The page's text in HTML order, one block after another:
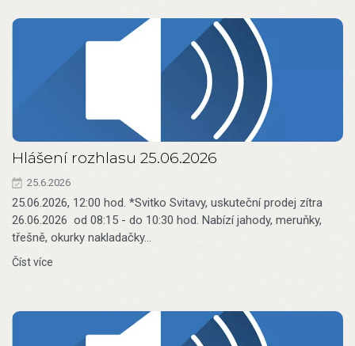
Hlášení rozhlasu 25.06.2026
25.6.2026
25.06.2026, 12:00 hod. *Svitko Svitavy, uskuteční prodej zítra
26.06.2026 od 08:15 - do 10:30 hod. Nabízí jahody, meruňky,
třešně, okurky nakladačky…
Číst více